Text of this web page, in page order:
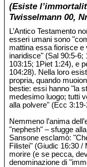
(Esiste
Twisselmann 00,
L’Antico Testamento
esseri umani sono
mattina essa fiorisce e
inaridisce" (Sal 90:5-6;
103:15; 1Piet 1:24), e
104:28). Nella loro
propria, quando
bestie: essi hanno "la
medesimo luogo; tutti
alla polvere" (Ecc 3:19-
Nemmeno l’anima
"nephesh" – sfugge
Sansone esclamò:
Filistei" (Giudic 16:30 /
morire (e se pecca,
denominazione di